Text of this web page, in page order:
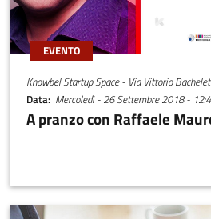
EVENTO
Knowbel Startup Space - Via Vittorio
Data Mercoledì - 26 Settembre 2018 -
A pranzo con Raffaele